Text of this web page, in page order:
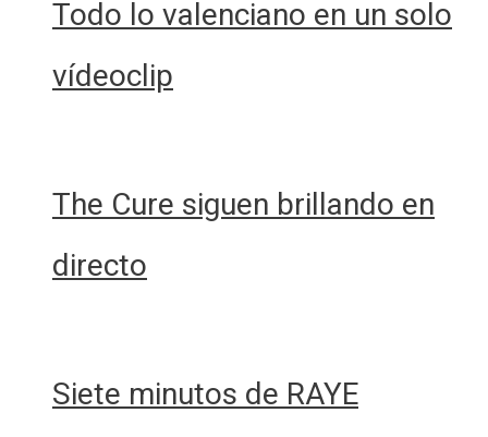
Todo lo valenciano en un solo
vídeoclip
The Cure siguen brillando en
directo
Siete minutos de RAYE